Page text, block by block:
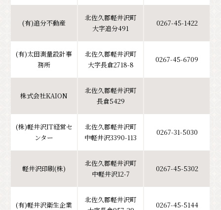
(有)追分不動産
北佐久郡軽井沢町
大字追分491
0267-45-1422
(有)太田測量設計事
務所
北佐久郡軽井沢町
大字長倉2718-8
0267-45-6709
株式会社KAION
北佐久郡軽井沢町
長倉5429
(株)軽井沢IT経営セ
ンター
北佐久郡軽井沢町
中軽井沢3390-113
0267-31-5030
軽井沢印刷(株)
北佐久郡軽井沢町
中軽井沢12-7
0267-45-5302
(有)軽井沢衛生企業
北佐久郡軽井沢町
0267-45-5144